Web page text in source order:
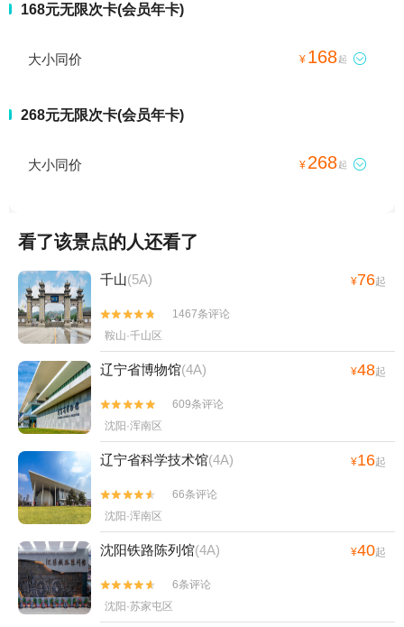
168元无限次卡(会员年卡)
大小同价 ¥ 168起 
268元无限次卡(会员年卡)
大小同价 ¥ 268起 
看了该景点的人还看了
千山(5A) ¥76起


1467条评论
鞍山·千山区
辽宁省博物馆(4A) ¥48起


609条评论
沈阳·浑南区
辽宁省科学技术馆(4A) ¥16起


66条评论
沈阳·浑南区
沈阳铁路陈列馆(4A) ¥40起


6条评论
沈阳·苏家屯区